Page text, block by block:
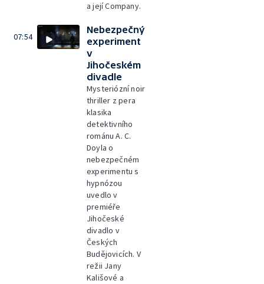
a její Company.
07:54
Nebezpečný
experiment
v
Jihočeském
divadle
Mysteriózní noir
thriller z pera
klasika
detektivního
románu A. C.
Doyla o
nebezpečném
experimentu s
hypnózou
uvedlo v
premiéře
Jihočeské
divadlo v
Českých
Budějovicích. V
režii Jany
Kališové a